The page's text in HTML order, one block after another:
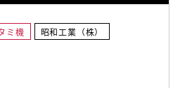
ミ機 昭和工業（株）